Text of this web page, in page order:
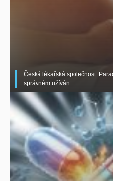
Česká lékařská společnost:
správném užíván ..